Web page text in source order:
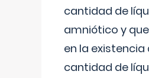
cantidad de
amniótico y
en la existencia
cantidad de